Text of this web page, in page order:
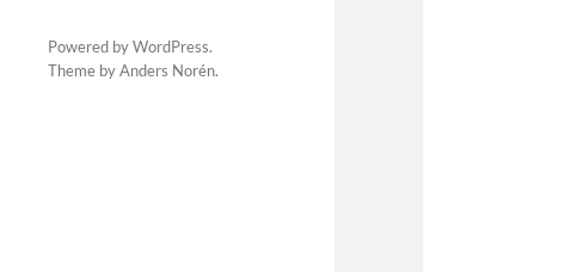
Powered byWordPress.
Theme byAnders Norén.